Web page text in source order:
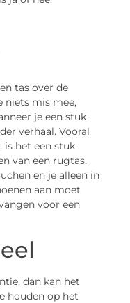
tas over de
niets mis mee,
je een stuk
verhaal. Vooral
is het een stuk
van een rugtas.
en je alleen in
aan moet
voor een
dan kan het
houden op het